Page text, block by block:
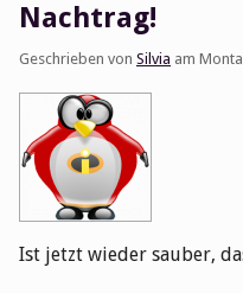
Nachtrag!
Geschrieben von Silvia am
Ist jetzt wieder sauber,